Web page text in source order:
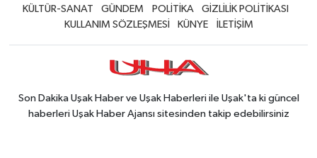
KÜLTÜR-SANAT
GÜNDEM POLİTİKA
GİZLİLİK POLİTİKASI
KULLANIM SÖZLEŞMESİ
KÜNYE İLETİŞİM
Son Dakika Uşak Haber ve Uşak Haberleri ile Uşak'ta ki güncel
haberleri Uşak Haber Ajansı sitesinden takip edebilirsiniz